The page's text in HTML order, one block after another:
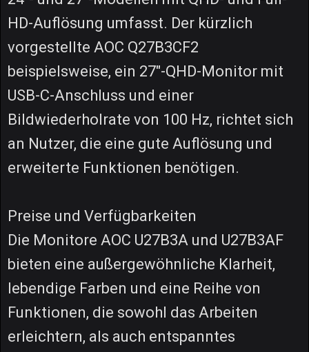
HD-Auflösung umfasst. Der kürzlich
vorgestellte AOC Q27B3CF2
beispielsweise, ein 27"-QHD-Monitor mit
USB-C-Anschluss und einer
Bildwiederholrate von 100 Hz, richtet sich
an Nutzer, die eine gute Auflösung und
erweiterte Funktionen benötigen.
Preise und Verfügbarkeiten
Die Monitore AOC U27B3A und U27B3AF
bieten eine außergewöhnliche Klarheit,
lebendige Farben und eine Reihe von
Funktionen, die sowohl das Arbeiten
erleichtern, als auch entspanntes